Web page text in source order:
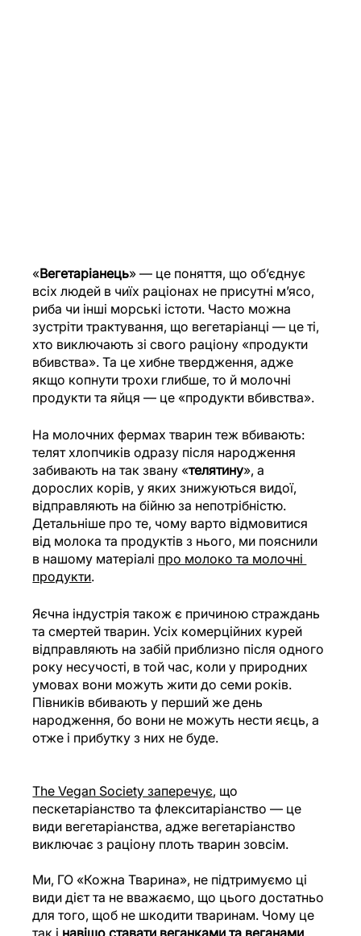
«Вегетаріанець» — це поняття, що об’єднує
всіх людей в чиїх раціонах не присутні м’ясо,
риба чи інші морські істоти. Часто можна
зустріти трактування, що вегетаріанці — це ті,
хто виключають зі свого раціону «продукти
вбивства». Та це хибне твердження, адже
якщо копнути трохи глибше, то й молочні
продукти та яйця — це «продукти вбивства».
На молочних фермах тварин теж вбивають:
телят хлопчиків одразу після народження
забивають на так звану «телятину», а
дорослих корів, у яких знижуються видої,
відправляють на бійню за непотрібністю.
Детальніше про те, чому варто відмовитися
від молока та продуктів з нього, ми пояснили
в нашому матеріалі про молоко та молочні
продукти.
Яєчна індустрія також є причиною страждань
та смертей тварин. Усіх комерційних курей
відправляють на забій приблизно після одного
року несучості, в той час, коли у природних
умовах вони можуть жити до семи років.
Півників вбивають у перший же день
народження, бо вони не можуть нести яєць, а
отже і прибутку з них не буде.
The Vegan Society заперечує, що
пескетаріанство та флекситаріанство — це
види вегетаріанства, адже вегетаріанство
виключає з раціону плоть тварин зовсім.
Ми, ГО «Кожна Тварина», не підтримуємо ці
види дієт та не вважаємо, що цього достатньо
для того, щоб не шкодити тваринам. Чому це
так і навіщо ставати веганками та веганами